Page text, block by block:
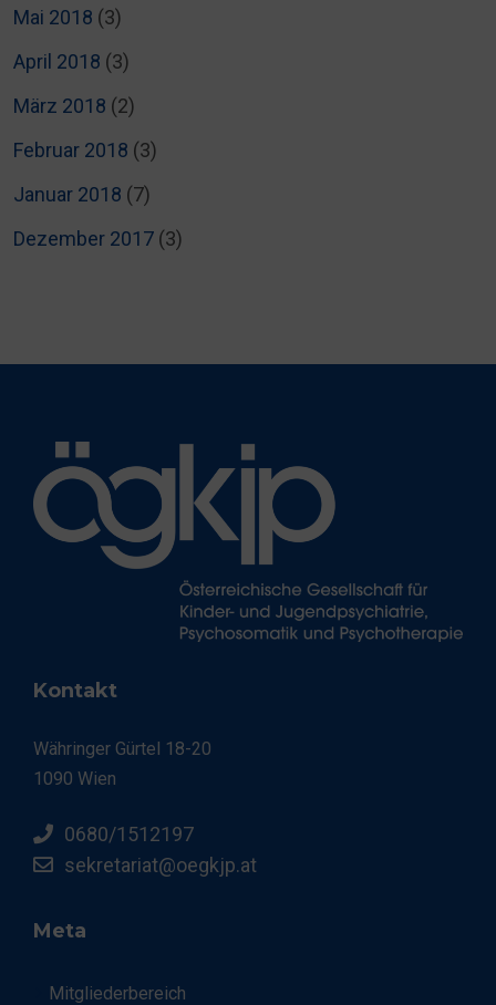
Mai 2018 (3)
April 2018 (3)
März 2018 (2)
Februar 2018 (3)
Januar 2018 (7)
Dezember 2017 (3)
Kontakt
Währinger Gürtel 18-20
1090 Wien
0680/1512197
sekretariat@oegkjp.at
Meta
Mitgliederbereich